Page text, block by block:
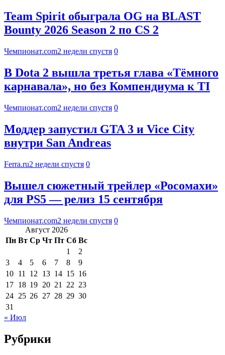
Team Spirit обыграла OG на BLAST
Bounty 2026 Season 2 по CS 2
Чемпионат.com2 недели спустя 0
В Dota 2 вышла третья глава «Тёмного
карнавала», но без Компендиума к TI
Чемпионат.com2 недели спустя 0
Моддер запустил GTA 3 и Vice City
внутри San Andreas
Ferra.ru2 недели спустя 0
Вышел сюжетный трейлер «Росомахи»
для PS5 — релиз 15 сентября
Чемпионат.com2 недели спустя 0
Август 2026
Пн Вт Ср Чт Пт Сб Вс
1
2
3
4 5 6 7 8
9
10 11 12 13 14 15 16
17 18 19 20 21 22 23
24 25 26 27 28 29 30
31
« Июл
Рубрики